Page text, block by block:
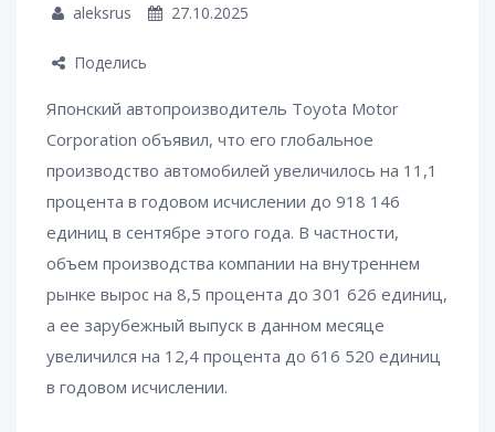
aleksrus 27.10.2025
Поделись
Японский автопроизводитель Toyota Motor
Corporation объявил, что его глобальное
производство автомобилей увеличилось на 11,1
процента в годовом исчислении до 918 146
единиц в сентябре этого года. В частности,
объем производства компании на внутреннем
рынке вырос на 8,5 процента до 301 626 единиц,
а ее зарубежный выпуск в данном месяце
увеличился на 12,4 процента до 616 520 единиц
в годовом исчислении.